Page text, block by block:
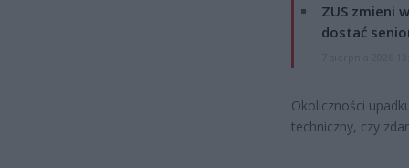
ZUS zmieni
dostać
Okoliczności
techniczny, czy